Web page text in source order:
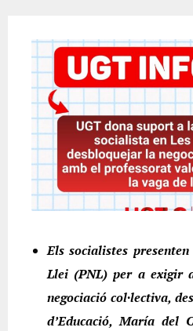
Els socialistes
Llei (PNL) per a exigir
negociació col·lectiva,
d’Educació, María del